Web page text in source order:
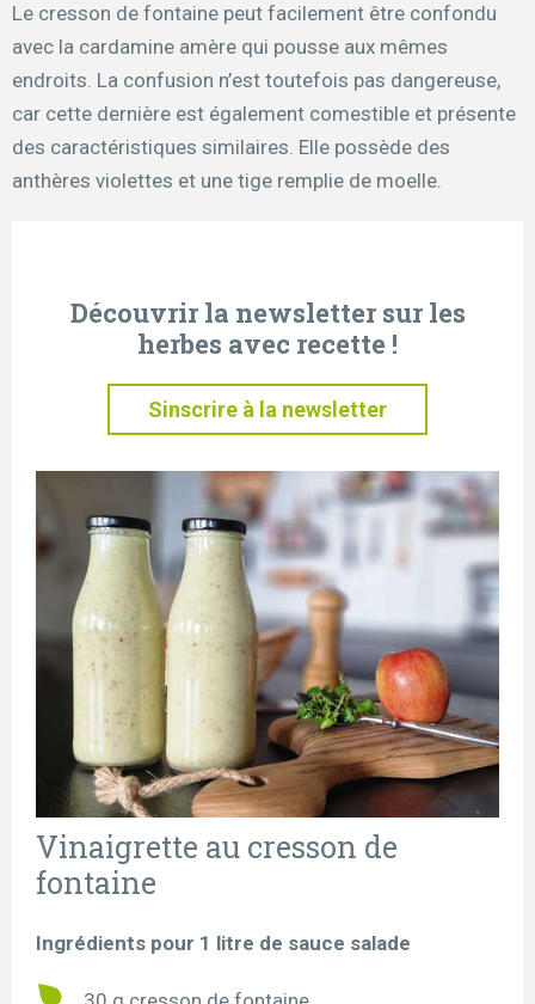
Le cresson de fontaine peut facilement être confondu
avec la cardamine amère qui pousse aux mêmes
endroits. La confusion n’est toutefois pas dangereuse,
car cette dernière est également comestible et présente
des caractéristiques similaires. Elle possède des
anthères violettes et une tige remplie de moelle.
Découvrir la newsletter sur les
herbes avec recette !
Sinscrire à la newsletter
Vinaigrette au cresson de
fontaine
Ingrédients pour 1 litre de sauce salade